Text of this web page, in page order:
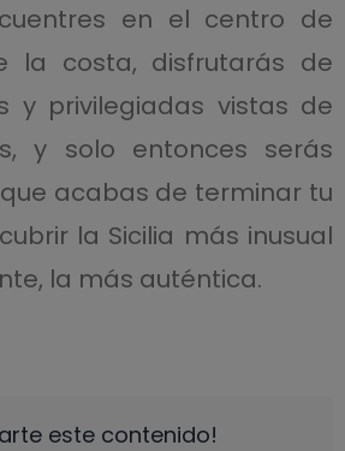
en el centro de
la costa, disfrutarás de
y privilegiadas vistas de
y solo entonces serás
acabas de terminar tu
la Sicilia más inusual
la más auténtica.
este contenido!